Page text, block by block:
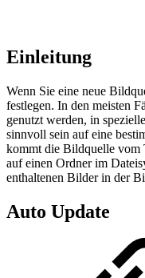
Einleitung
Wenn Sie eine neue
festlegen. In den meisten
genutzt werden, in
sinnvoll sein auf eine
kommt die Bildquelle vom
auf einen Ordner im
enthaltenen Bilder in der
Auto Update